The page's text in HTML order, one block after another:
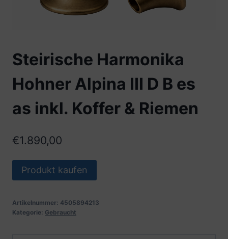
Steirische Harmonika
Hohner Alpina III D B es
as inkl. Koffer & Riemen
€1.890,00
Produkt kaufen
Artikelnummer: 4505894213
Kategorie: Gebraucht